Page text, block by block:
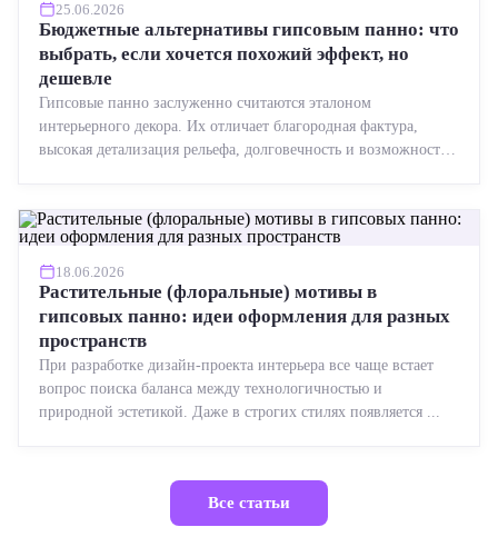
25.06.2026
Бюджетные альтернативы гипсовым панно: что
выбрать, если хочется похожий эффект, но
дешевле
Гипсовые панно заслуженно считаются эталоном
интерьерного декора. Их отличает благородная фактура,
высокая детализация рельефа, долговечность и возможность
18.06.2026
Растительные (флоральные) мотивы в
гипсовых панно: идеи оформления для разных
пространств
При разработке дизайн-проекта интерьера все чаще встает
вопрос поиска баланса между технологичностью и
природной эстетикой. Даже в строгих стилях появляется ...
Все статьи